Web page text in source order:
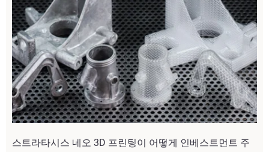
스트라타시스 네오 3D 프린팅이 어떻게 인베스트먼트 주